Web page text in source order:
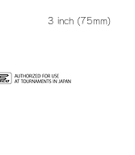
3 inch (75mm)